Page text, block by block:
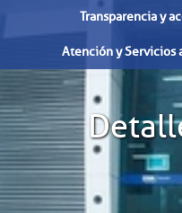
Transparencia y
Atención y Servicios